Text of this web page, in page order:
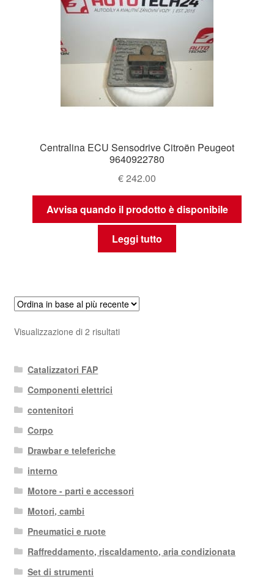
Centralina ECU Sensodrive Citroën Peugeot
9640922780
€242.00
Avvisa quando il prodotto è disponibile
Leggi tutto
Visualizzazione di 2 risultatiOrdina
Catalizzatori FAP
Componenti elettrici
contenitori
Corpo
Drawbar e teleferiche
interno
Motore - parti e accessori
Motori, cambi
Pneumatici e ruote
Raffreddamento, riscaldamento, aria condizionata
Set di strumenti